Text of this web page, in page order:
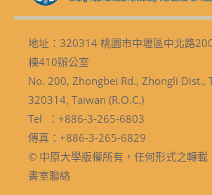
地址：320314 桃園市中壢區中北路
棟410辦公室
No. 200, Zhongbei Rd., Zhongli Dist.,
320314, Taiwan (R.O.C.)
Tel ：+886-3-265-6803
傳真：+886-3-265-6829
© 中原大學版權所有，任何形式之轉載
書室聯絡